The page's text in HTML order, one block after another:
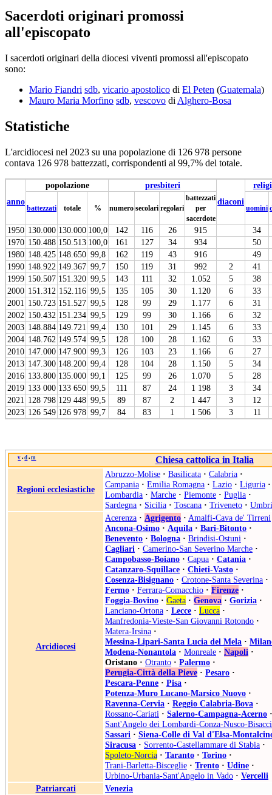
Sacerdoti originari promossi
all'episcopato
I sacerdoti originari della diocesi viventi promossi all'episcopato
sono:
Mario Fiandri sdb, vicario apostolico di El Peten (Guatemala)
Mauro Maria Morfino sdb, vescovo di Alghero-Bosa
Statistiche
L'arcidiocesi nel 2023 su una popolazione di 126 978 persone
contava 126 978 battezzati, corrispondenti al 99,7% del totale.
anno
popolazione
presbiteri
diaconi
battezzati totale % numero secolari regolari
battezzati
per
sacerdote
uomini
1950 130.000 130.000 100,0 142 116 26 915
34
1970 150.488 150.513 100,0 161 127 34 934
50
1980 148.425 148.650 99,8 162 119 43 916
49
1990 148.922 149.367 99,7 150 119 31 992 2
41
1999 150.507 151.320 99,5 143 111 32 1.052 5
38
2000 151.312 152.116 99,5 135 105 30 1.120 6
33
2001 150.723 151.527 99,5 128 99 29 1.177 6
31
2002 150.432 151.234 99,5 129 99 30 1.166 6
32
2003 148.884 149.721 99,4 130 101 29 1.145 6
33
2004 148.762 149.574 99,5 128 100 28 1.162 6
33
2010 147.000 147.900 99,3 126 103 23 1.166 6
27
2013 147.300 148.200 99,4 128 104 28 1.150 5
34
2016 133.800 135.000 99,1 125 99 26 1.070 5
28
2019 133 000 133 650 99,5 111 87 24 1 198 3
34
2021 128 798 129 448 99,5 89 87 2 1 447 3
12
2023 126 549 126 978 99,7 84 83 1 1 506 3 11
v • d • m Chiesa cattolica in Italia
Regioni ecclesiastiche
Abruzzo-Molise · Basilicata · Calabria ·
Campania · Emilia Romagna · Lazio · Liguria ·
Lombardia · Marche · Piemonte · Puglia ·
Sardegna · Sicilia · Toscana · Triveneto ·
Arcidiocesi
Acerenza · Agrigento · Amalfi-Cava de' Tirreni
Ancona-Osimo · Aquila · Bari-Bitonto ·
Benevento · Bologna · Brindisi-Ostuni ·
Cagliari · Camerino-San Severino Marche ·
Campobasso-Boiano · Capua · Catania ·
Catanzaro-Squillace · Chieti-Vasto ·
Cosenza-Bisignano · Crotone-Santa Severina ·
Fermo · Ferrara-Comacchio · Firenze ·
Foggia-Bovino · Gaeta · Genova · Gorizia ·
Lanciano-Ortona · Lecce · Lucca ·
Manfredonia-Vieste-San Giovanni Rotondo ·
Matera-Irsina ·
Messina-Lipari-Santa Lucia del Mela ·
Modena-Nonantola · Monreale · Napoli ·
Oristano · Otranto · Palermo ·
Perugia-Città della Pieve · Pesaro ·
Pescara-Penne · Pisa ·
Potenza-Muro Lucano-Marsico Nuovo ·
Ravenna-Cervia · Reggio Calabria-Bova ·
Rossano-Cariati · Salerno-Campagna-Acerno ·
Sant'Angelo dei Lombardi-Conza-Nusco-
Sassari · Siena-Colle di Val d'Elsa-
Siracusa · Sorrento-Castellammare di Stabia ·
Spoleto-Norcia · Taranto · Torino ·
Trani-Barletta-Bisceglie · Trento · Udine ·
Urbino-Urbania-Sant'Angelo in Vado · Vercelli
Patriarcati
Venezia